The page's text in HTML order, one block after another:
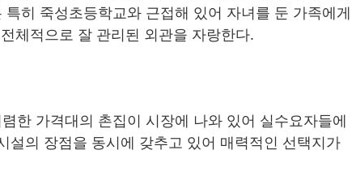
히 죽성초등학교와 근접해 있어 자녀를 둔 가족에게
체적으로 잘 관리된 외관을 자랑한다.
한 가격대의 촌집이 시장에 나와 있어 실수요자들에
설의 장점을 동시에 갖추고 있어 매력적인 선택지가